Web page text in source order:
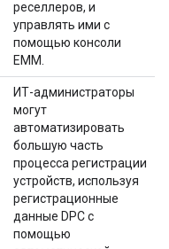
реселлеров, и
управлять ими с
помощью консоли
EMM.
ИТ-администраторы
могут
автоматизировать
большую часть
процесса регистрации
устройств, используя
регистрационные
данные DPC с
помощью